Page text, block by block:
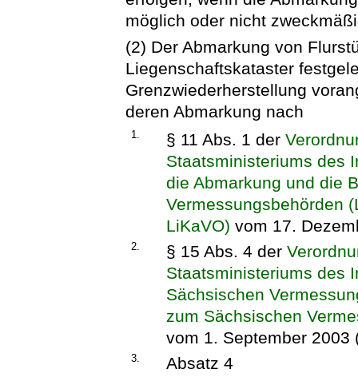
möglich oder nicht
(2) Der Abmarkung von
Liegenschaftskataster
Grenzwiederherstellung
deren Abmarkung nach
1. § 11 Abs. 1 der
Staatsministeriums des
die Abmarkung und die
Vermessungsbehörden
LiKaVO) vom 17.
2. § 15 Abs. 4 der
Staatsministeriums des
Sächsischen
zum Sächsischen
vom 1. September 2003
3. Absatz 4